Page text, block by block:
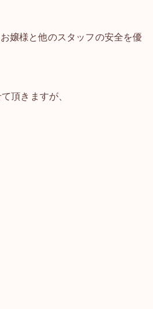
嬢様と他のスタッフの安全を優
頂きますが、